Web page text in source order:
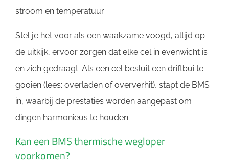
stroom en temperatuur.
Stel je het voor als een waakzame voogd, altijd op
de uitkijk, ervoor zorgen dat elke cel in evenwicht is
en zich gedraagt. Als een cel besluit een driftbui te
gooien (lees: overladen of oververhit), stapt de BMS
in, waarbij de prestaties worden aangepast om
dingen harmonieus te houden.
Kan een BMS thermische wegloper
voorkomen?